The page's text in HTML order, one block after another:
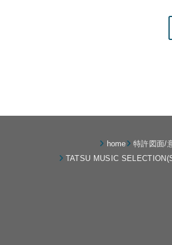
home 特許図面/
TATSU MUSIC